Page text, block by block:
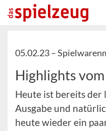
05.02.23 –
Highlights
Heute ist bereits der
Ausgabe und
heute wieder ein